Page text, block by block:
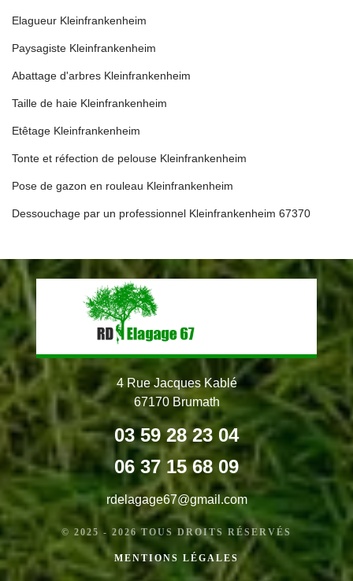
Elagueur Kleinfrankenheim
Paysagiste Kleinfrankenheim
Abattage d'arbres Kleinfrankenheim
Taille de haie Kleinfrankenheim
Etêtage Kleinfrankenheim
Tonte et réfection de pelouse Kleinfrankenheim
Pose de gazon en rouleau Kleinfrankenheim
Dessouchage par un professionnel Kleinfrankenheim 67370
4 Rue Jacques Kablé
67170 Brumath
03 59 28 23 04
06 37 15 68 09
rdelagage67@gmail.com
© 2025 - 2026 TOUS DROITS RÉSERVÉS
MENTIONS LÉGALES